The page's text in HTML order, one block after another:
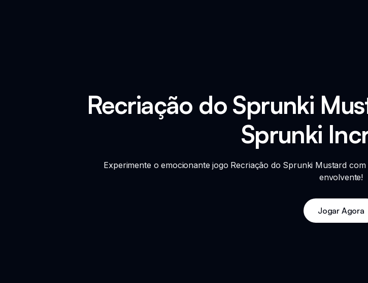
Recriação do Sprunki
Sprunki
Experimente o emocionante jogo Recriação do Sprunki Mustard
envolvente!
Jogar Agora